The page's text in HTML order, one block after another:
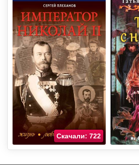
Скачали: 722